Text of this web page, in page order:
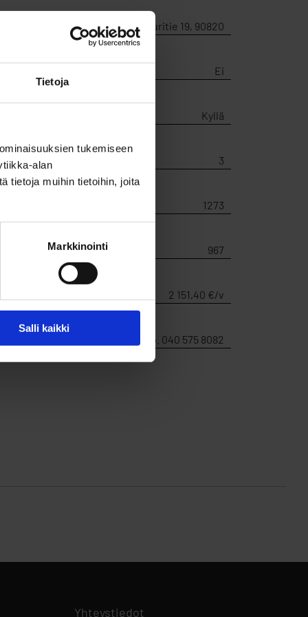
Tietoja
tukemiseen
alan
tietoja muihin tietoihin, joita
Markkinointi
Salli kaikki
Vesuritie 19, 90820
Ei
Kyllä
3
1273
967
2 151,40 €/v
Kari Viik, p. 040 575 8082
uuteen välilehteen
Yhteystiedot